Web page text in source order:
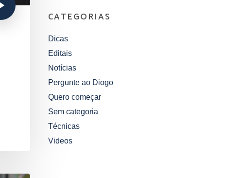
CATEGORIAS
Dicas
Editais
Notícias
Pergunte ao Diogo
Quero começar
Sem categoria
Técnicas
Videos